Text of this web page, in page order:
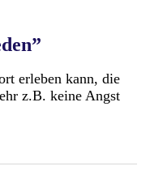
erleben kann, die
z.B. keine Angst